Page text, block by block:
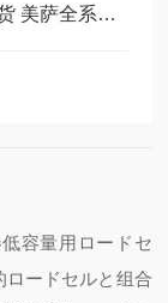
AND爱安德 AD-3253膜厚计数量5台现货 美萨全系列代理
低容量用ロードセ
ードセルと 组合